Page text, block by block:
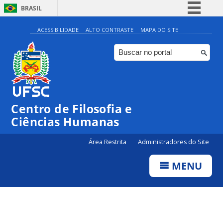
BRASIL
Simplifique!
Comunica BR
Participe
ACESSIBILIDADE ALTO CONTRASTE MAPA DO SITE
Centro de Filosofia e
Ciências Humanas
Área Restrita Administradores do Site
MENU